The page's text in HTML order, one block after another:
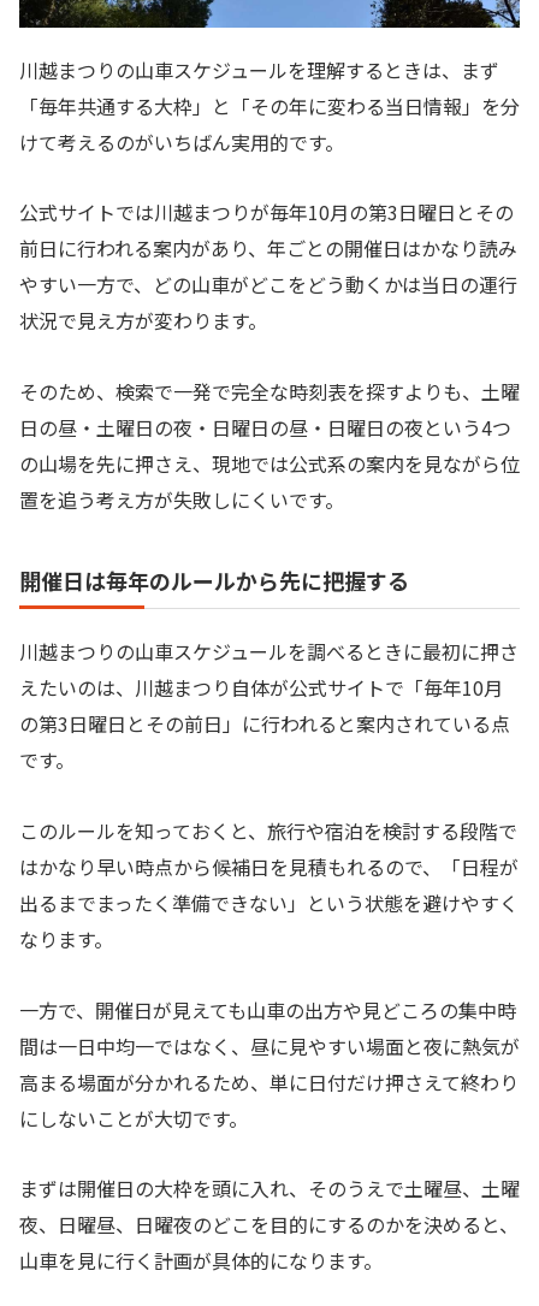
川越まつりの山車スケジュールを理解するときは、まず
「毎年共通する大枠」と「その年に変わる当日情報」を分
けて考えるのがいちばん実用的です。
公式サイトでは川越まつりが毎年10月の第3日曜日とその
前日に行われる案内があり、年ごとの開催日はかなり読み
やすい一方で、どの山車がどこをどう動くかは当日の運行
状況で見え方が変わります。
そのため、検索で一発で完全な時刻表を探すよりも、土曜
日の昼・土曜日の夜・日曜日の昼・日曜日の夜という4つ
の山場を先に押さえ、現地では公式系の案内を見ながら位
置を追う考え方が失敗しにくいです。
開催日は毎年のルールから先に把握する
川越まつりの山車スケジュールを調べるときに最初に押さ
えたいのは、川越まつり自体が公式サイトで「毎年10月
の第3日曜日とその前日」に行われると案内されている点
です。
このルールを知っておくと、旅行や宿泊を検討する段階で
はかなり早い時点から候補日を見積もれるので、「日程が
出るまでまったく準備できない」という状態を避けやすく
なります。
一方で、開催日が見えても山車の出方や見どころの集中時
間は一日中均一ではなく、昼に見やすい場面と夜に熱気が
高まる場面が分かれるため、単に日付だけ押さえて終わり
にしないことが大切です。
まずは開催日の大枠を頭に入れ、そのうえで土曜昼、土曜
夜、日曜昼、日曜夜のどこを目的にするのかを決めると、
山車を見に行く計画が具体的になります。